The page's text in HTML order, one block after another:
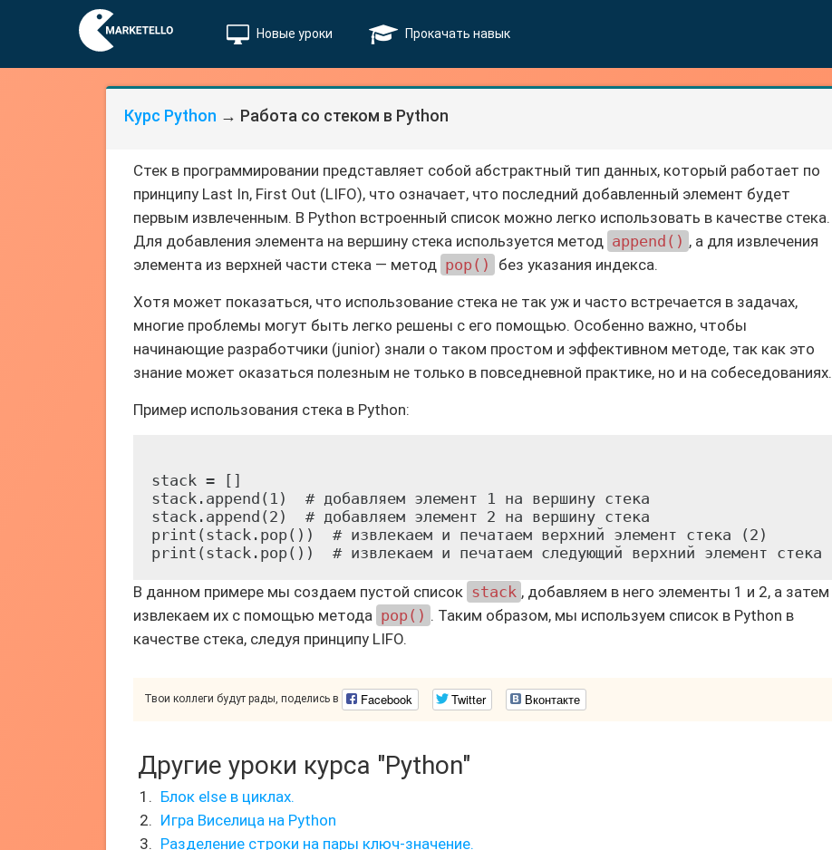
Новые уроки Прокачать навык
Курс Python → Работа со стеком в Python
Стек в программировании представляет собой абстрактный тип данных, который работает по
принципу Last In, First Out (LIFO), что означает, что последний добавленный элемент будет
первым извлеченным. В Python встроенный список можно легко использовать в качестве стека.
Для добавления элемента на вершину стека используется метод append() , а для извлечения
элемента из верхней части стека — метод pop() без указания индекса.
Хотя может показаться, что использование стека не так уж и часто встречается в задачах,
многие проблемы могут быть легко решены с его помощью. Особенно важно, чтобы
начинающие разработчики (junior) знали о таком простом и эффективном методе, так как это
знание может оказаться полезным не только в повседневной практике, но и на собеседованиях.
Пример использования стека в Python:
stack = []
stack.append(1)  # добавляем элемент 1 на вершину стека
stack.append(2)  # добавляем элемент 2 на вершину стека
print(stack.pop())  # извлекаем и печатаем верхний элемент стека (2)
В данном примере мы создаем пустой список stack , добавляем в него элементы 1 и 2, а затем
извлекаем их с помощью метода pop() . Таким образом, мы используем список в Python в
качестве стека, следуя принципу LIFO.
Твои коллеги будут рады, поделись в Facebook Twitter Вконтакте
Другие уроки курса "Python"
Блок else в циклах.
Игра Виселица на Python
Разделение строки на пары ключ-значение.